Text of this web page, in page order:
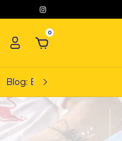
0
Blog: El ciudadano